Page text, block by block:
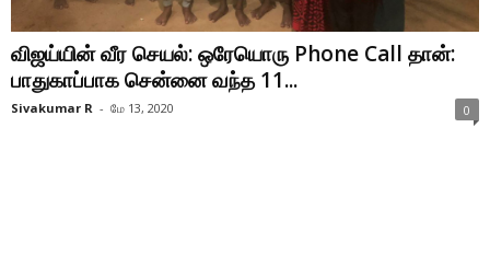
விஜய்யின் வீர செயல்: ஒரேயொரு Phone Call தான்:
பாதுகாப்பாக சென்னை வந்த 11...
Sivakumar R - மே 13, 2020 0